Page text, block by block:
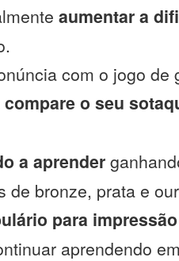
aumentar a
com o jogo de
compare o seu
a aprender
de bronze, prata e
para impressão
aprendendo